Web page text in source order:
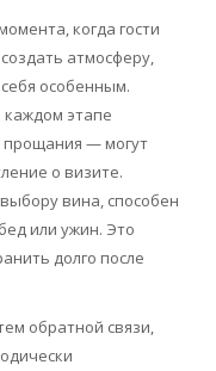
когда гости
атмосферу,
особенным.
этапе
прощания — могут
о визите.
вина, способен
или ужин. Это
долго после
обратной связи,